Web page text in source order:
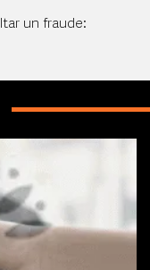
un fraude: